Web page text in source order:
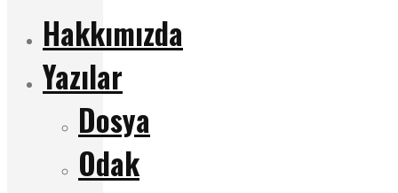
Hakkımızda
Yazılar
Dosya
Odak